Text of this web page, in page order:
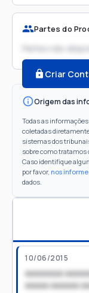
Partes do
Partes não
Criar
Origem das
Todas as
coletadas
sistemas dos
sobre como tratamos
Caso identifique
por favor, nos informe
dados.
10/06/2015
xxxxxxxx
xxxxx xxxxxx